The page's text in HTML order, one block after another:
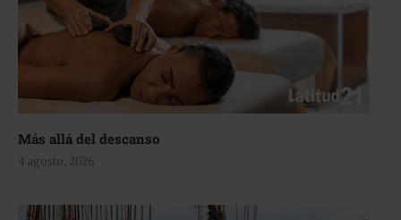
Más allá del descanso
4 agosto, 2026